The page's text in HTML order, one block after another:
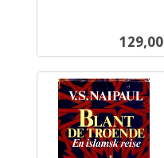
Pris
129,00